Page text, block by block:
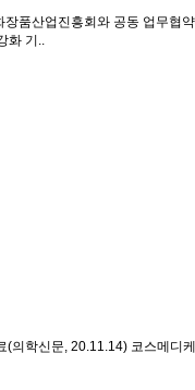
품산업진흥회와 공동 업무협
화 기..
(의학신문, 20.11.14) 코스메디